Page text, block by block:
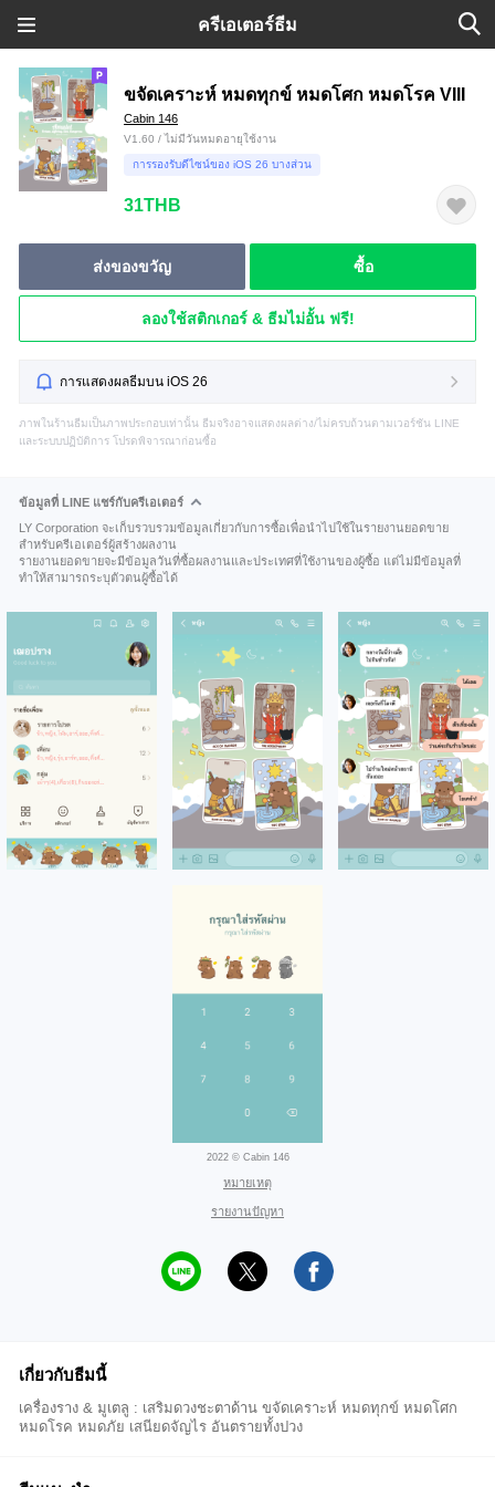
ครีเอเตอร์ธีม
ขจัดเคราะห์ หมดทุกข์ หมดโศก หมดโรค VIII
Cabin 146
V1.60 / ไม่มีวันหมดอายุใช้งาน
การรองรับดีไซน์ของ iOS 26 บางส่วน
31THB
ส่งของขวัญ ซื้อ
ลองใช้สติกเกอร์ & ธีมไม่อั้น ฟรี!
การแสดงผลธีมบน iOS 26
ภาพในร้านธีมเป็นภาพประกอบเท่านั้น ธีมจริงอาจแสดงผลต่าง/ไม่ครบถ้วนตามเวอร์ชัน LINE
และระบบปฏิบัติการ โปรดพิจารณาก่อนซื้อ
ข้อมูลที่ LINE แชร์กับครีเอเตอร์
LY Corporation จะเก็บรวบรวมข้อมูลเกี่ยวกับการซื้อเพื่อนำไปใช้ในรายงานยอดขาย
สำหรับครีเอเตอร์ผู้สร้างผลงาน
รายงานยอดขายจะมีข้อมูลวันที่ซื้อผลงานและประเทศที่ใช้งานของผู้ซื้อ แต่ไม่มีข้อมูลที่
ทำให้สามารถระบุตัวตนผู้ซื้อได้
2022 © Cabin 146
หมายเหตุ
รายงานปัญหา
เกี่ยวกับธีมนี้
เครื่องราง & มูเตลู : เสริมดวงชะตาด้าน ขจัดเคราะห์ หมดทุกข์ หมดโศก
หมดโรค หมดภัย เสนียดจัญไร อันตรายทั้งปวง